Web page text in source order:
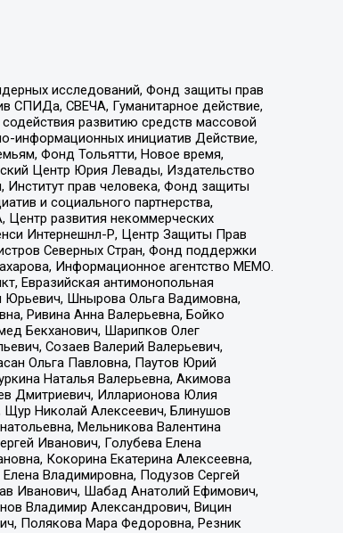
исследований, Фонд защиты прав
СПИДа, СВЕЧА, Гуманитарное действие,
развитию средств массовой
информационных инициатив Действие,
Фонд Тольятти, Новое время,
Центр Юрия Левады, Издательство
прав человека, Фонд защиты
и социального партнерства,
развития некоммерческих
Интернешнл-Р, Центр Защиты Прав
Северных Стран, Фонд поддержки
Информационное агентство МЕМО.
Евразийская антимонопольная
Юрьевич, Шнырова Ольга Вадимовна,
Ривина Анна Валерьевна, Бойко
Бекханович, Шарипков Олег
Созаев Валерий Валерьевич,
Ольга Павловна, Паутов Юрий
Наталья Валерьевна, Акимова
Дмитриевич, Илларионова Юлия
Щур Николай Алексеевич, Блинушов
Мельникова Валентина
Иванович, Голубева Елена
Кокорина Екатерина Алексеевна,
Владимировна, Подузов Сергей
Иванович, Шабад Анатолий Ефимович,
Владимир Александрович, Вицин
Полякова Мара Федоровна, Резник